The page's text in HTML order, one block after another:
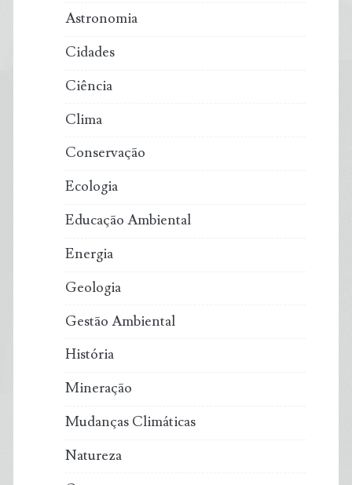
Astronomia
Cidades
Ciência
Clima
Conservação
Ecologia
Educação Ambiental
Energia
Geologia
Gestão Ambiental
História
Mineração
Mudanças Climáticas
Natureza